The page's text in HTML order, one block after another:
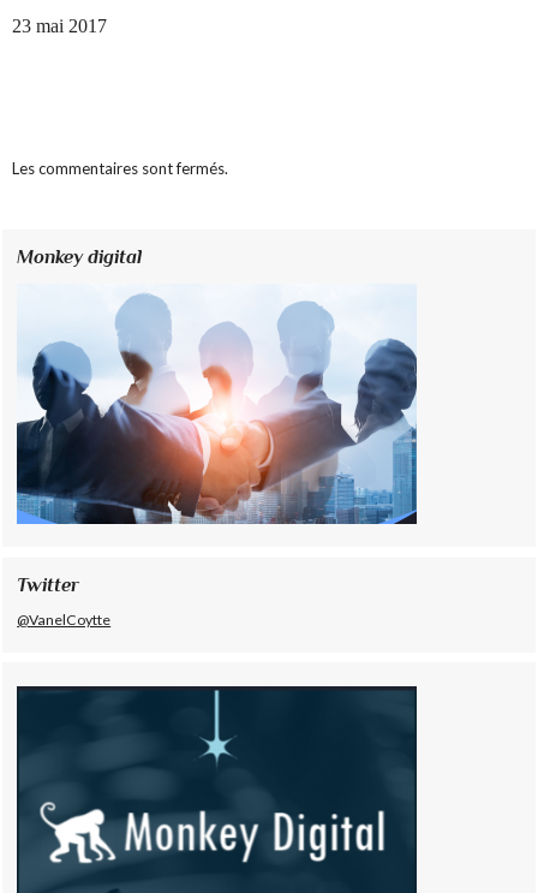
23 mai 2017
Les commentaires sont fermés.
Monkey digital
Twitter
@VanelCoytte